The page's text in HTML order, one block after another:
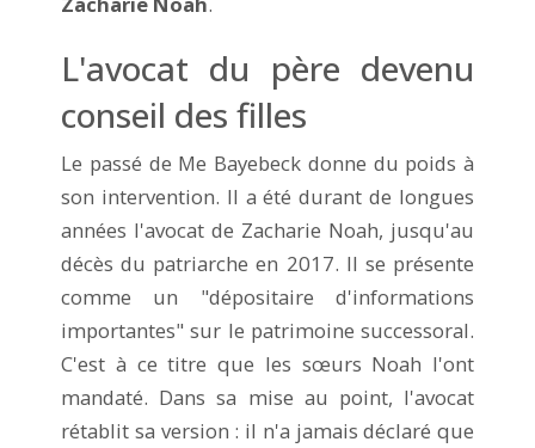
L'avocat du père devenu
conseil des filles
Le passé de Me Bayebeck donne du poids à
son intervention. Il a été durant de longues
années l'avocat de Zacharie Noah, jusqu'au
décès du patriarche en 2017. Il se présente
comme un "dépositaire d'informations
importantes" sur le patrimoine successoral.
C'est à ce titre que les sœurs Noah l'ont
mandaté. Dans sa mise au point, l'avocat
rétablit sa version : il n'a jamais déclaré que